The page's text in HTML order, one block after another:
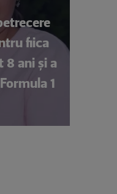
fiica
8 ani și a
1